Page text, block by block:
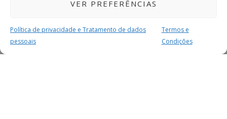
VER PREFERÊNCIAS
Política de privacidade e Tratamento de dados
pessoais
Termos e
Condições